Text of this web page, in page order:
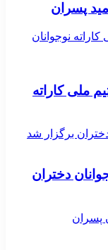
پسران
نوجوانان
ملی کاراته
برگزار شد
دختران
پسران